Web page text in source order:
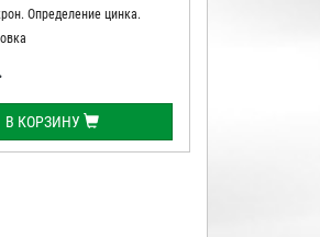
Определение цинка.
В КОРЗИНУ